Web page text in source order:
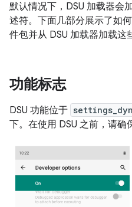
默认情况下，DSU 加载器会
述符。下面几部分展示了如
件包并从 DSU 加载器加载这
功能标志
DSU 功能位于
下。在使用 DSU 之前，请确